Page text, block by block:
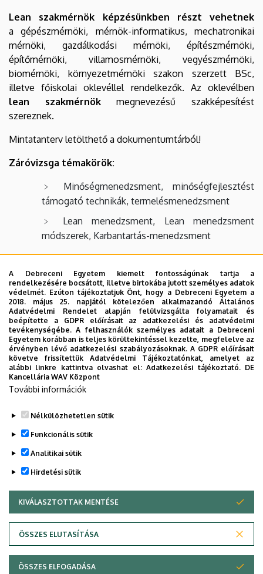
Lean szakmérnök képzésünkben részt vehetnek
a
gépészmérnöki, mérnök-informatikus, mechatronikai
mérnöki, gazdálkodási mérnöki, építészmérnöki,
építőmérnöki, villamosmérnöki, vegyészmérnöki,
biomérnöki, környezetmérnöki szakon szerzett BSc,
illetve főiskolai oklevéllel rendelkezők. Az oklevélben
lean szakmérnökmegnevezésű szakképesítést
szereznek.
Mintatanterv letölthető a dokumentumtárból!
Záróvizsga témakörök:
Minőségmenedzsment, minőségfejlesztést
támogató technikák, termelésmenedzsment
Lean menedzsment, Lean menedzsment
módszerek, Karbantartás-menedzsment
Az oklevélben szereplő, szakirányú szakképzettség
megnevezése:Lean szakmérnök, ill. Lean menedzser
Jelentkezés: az alábbi űrlap kitöltésével:Jelentkezési
űrlap - Lean szakmérnök/menedzser szakirányú tk. (Őszi
félév)
A Jelentkezéshez csatolni kell az alap- (vagy mester-)
végzettséget igazoló diploma másolatát.
A tervezett konzultációs időpontok itt érhetőek el.
(Hamarosan frissül)
Legutóbbi frissítés: 2026. 03. 20. 10:24
Adatvédelem
A Debreceni Egyetem kiemelt fontosságúnak tartja a
rendelkezésére bocsátott, illetve birtokába jutott személyes adatok
védelmét. Ezúton tájékoztatjuk Önt, hogy a Debreceni Egyetem a
2018. május 25. napjától kötelezően alkalmazandó Általános
Adatvédelmi Rendelet alapján felülvizsgálta folyamatait és
beépítette a GDPR előírásait az adatkezelési és adatvédelmi
tevékenységébe. A felhasználók személyes adatait a Debreceni
Egyetem korábban is teljes körültekintéssel kezelte, megfelelve az
érvényben lévő adatkezelési szabályozásoknak. A GDPR előírásait
követve frissítettük Adatvédelmi Tájékoztatónkat, amelyet az
alábbi linkre kattintva olvashat el:Adatkezelési tájékoztató. DE
Kancellária WAV Központ
További információk
Nélkülözhetetlen sütik
Funkcionális sütik
Analitikai sütik
Hirdetési sütik
KIVÁLASZTOTTAK MENTÉSE
ÖSSZES ELUTASÍTÁSA
WITHDRAW CONSENT
ÖSSZES ELFOGADÁSA